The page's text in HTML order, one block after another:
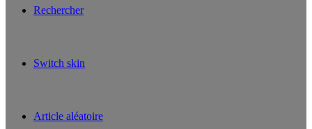
Rechercher
Switch skin
Article aléatoire